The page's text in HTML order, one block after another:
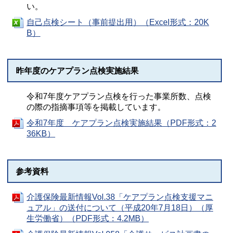
い。
自己点検シート（事前提出用）（Excel形式：20K
B）
昨年度のケアプラン点検実施結果
令和7年度ケアプラン点検を行った事業所数、点検
の際の指摘事項等を掲載しています。
令和7年度 ケアプラン点検実施結果（PDF形式：2
36KB）
参考資料
介護保険最新情報Vol.38「ケアプラン点検支援マニ
ュアル」の送付について（平成20年7月18日）（厚
生労働省）（PDF形式：4.2MB）